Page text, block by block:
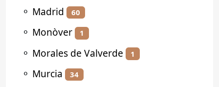
⚬ Madrid 60
⚬ Monòver 1
⚬ Morales de Valverde 1
⚬ Murcia 34